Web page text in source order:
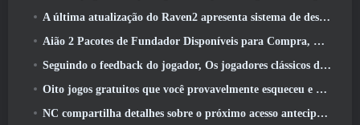
A última atualização do Raven2 apresenta sistema de despertar de habilidades, Oferecendo aos jogadores mais maneiras de aprimorar suas habilidades
Aião 2 Pacotes de Fundador Disponíveis para Compra, Completo com cinco dias de acesso antecipado
Seguindo o feedback do jogador, Os jogadores clássicos de League Of Legends não terão que pagar por skins clássicas
Oito jogos gratuitos que você provavelmente esqueceu e que fazem parte do Steam’s Train Fest
NC compartilha detalhes sobre o próximo acesso antecipado do Aion 2